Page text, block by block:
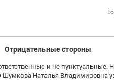
Отрицательные стороны
и не пунктуальные.
Наталья Владимировна